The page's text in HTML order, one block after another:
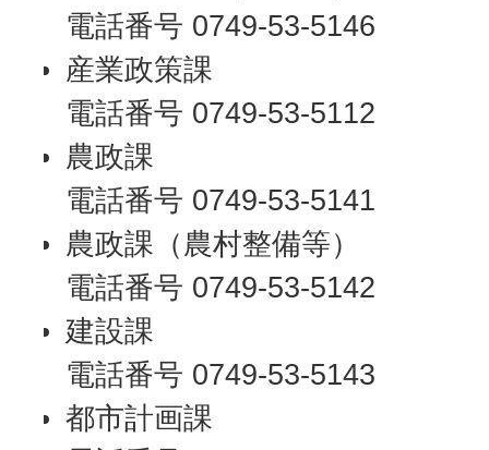
電話番号 0749-53-5146
産業政策課
電話番号 0749-53-5112
農政課
電話番号 0749-53-5141
農政課（農村整備等）
電話番号 0749-53-5142
建設課
電話番号 0749-53-5143
都市計画課